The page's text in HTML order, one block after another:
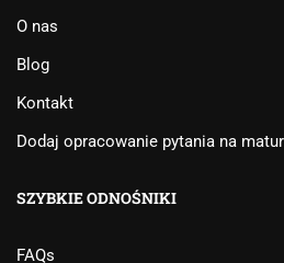
O nas
Blog
Kontakt
Dodaj opracowanie pytania na
SZYBKIE ODNOŚNIKI
FAQs